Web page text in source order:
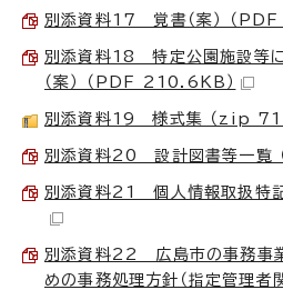
別添資料17 覚書（案） （
別添資料18 特定公園施設等に
（案） （PDF 210.6KB）
別添資料19 様式集 （zip
別添資料20 設計図書等一覧
別添資料21 個人情報取扱特
別添資料22 広島市の事務事
めの事務処理方針（指定管理者